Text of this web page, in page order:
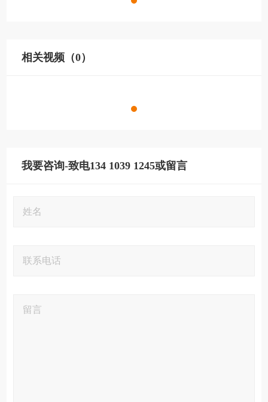
相关视频（0）
我要咨询-致电134 1039 1245或留言